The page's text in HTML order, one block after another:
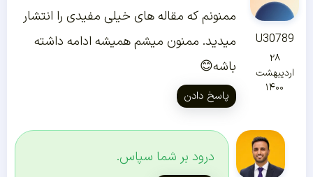
U30789
۲۸
اردیبهشت
۱۴۰۰
ممنونم که مقاله های خیلی مفیدی را انتشار
میدید. ممنون میشم همیشه ادامه داشته
باشه😊
پاسخ دادن
درود بر شما سپاس.